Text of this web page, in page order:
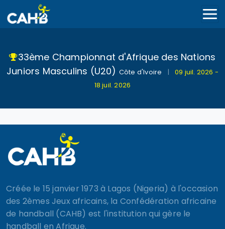
33ème Championnat d'Afrique des Nations
Juniors Masculins (U20) Côte d'Ivoire |
09 juil. 2026 -
18 juil. 2026
Créée le 15 janvier 1973 à Lagos (Nigeria) à l'occasion
des 2èmes Jeux africains, la Confédération africaine
de handball (CAHB) est l'institution qui gère le
handball en Afrique.